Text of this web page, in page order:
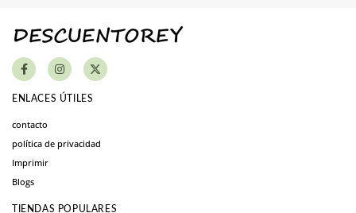
ENLACES ÚTILES
contacto
política de privacidad
Imprimir
Blogs
TIENDAS POPULARES